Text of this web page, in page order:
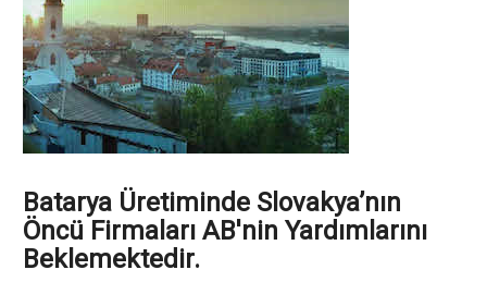
Batarya Üretiminde Slovakya’nın
Öncü Firmaları AB'nin Yardımlarını
Beklemektedir.